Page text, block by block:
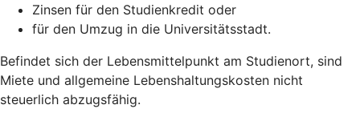
Zinsen für den Studienkredit oder
für den Umzug in die Universitätsstadt.
Befindet sich der Lebensmittelpunkt am Studienort, sind
Miete und allgemeine Lebenshaltungskosten nicht
steuerlich abzugsfähig.